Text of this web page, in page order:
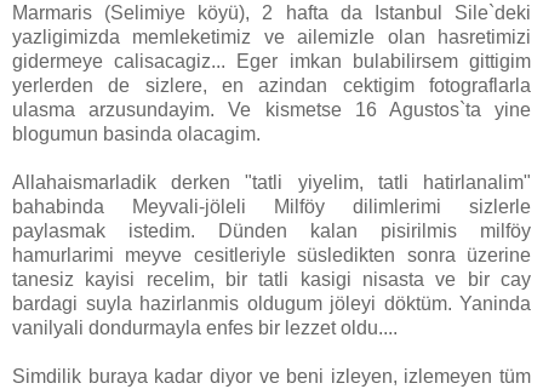
Marmaris (Selimiye köyü), 2 hafta da Istanbul Sile`deki
yazligimizda memleketimiz ve ailemizle olan hasretimizi
gidermeye calisacagiz... Eger imkan bulabilirsem gittigim
yerlerden de sizlere, en azindan cektigim fotograflarla
ulasma arzusundayim. Ve kismetse 16 Agustos`ta yine
blogumun basinda olacagim.
Allahaismarladik derken "tatli yiyelim, tatli hatirlanalim"
bahabinda Meyvali-jöleli Milföy dilimlerimi sizlerle
paylasmak istedim. Dünden kalan pisirilmis milföy
hamurlarimi meyve cesitleriyle süsledikten sonra üzerine
tanesiz kayisi recelim, bir tatli kasigi nisasta ve bir cay
bardagi suyla hazirlanmis oldugum jöleyi döktüm. Yaninda
vanilyali dondurmayla enfes bir lezzet oldu....
Simdilik buraya kadar diyor ve beni izleyen, izlemeyen tüm